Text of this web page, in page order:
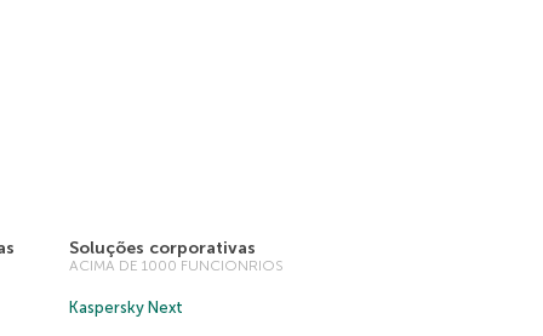
Soluções corporativas
ACIMA DE 1000 FUNCIONRIOS
Kaspersky Next